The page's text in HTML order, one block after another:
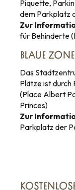
Piquette,
dem Parkplatz
Zur
für Behinderte
BLAUE
Das
Plätze ist durch
(Place Albert
Princes)
Zur
Parkplatz der